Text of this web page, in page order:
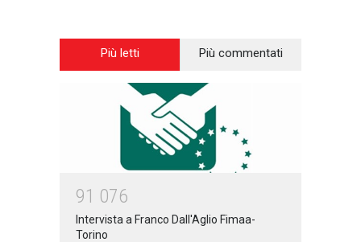
Più letti Più commentati
91 076
Intervista a Franco Dall'Aglio Fimaa-
Torino